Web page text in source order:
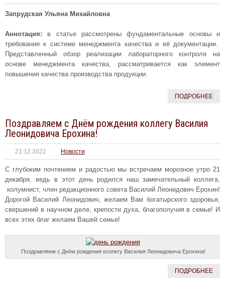
Запрудская Ульяна Михайловна
Аннотация: в статье рассмотрены фундаментальные основы и
требования к системе менеджмента качества и её документации.
Представленный обзор реализации лабораторного контроля на
основе менеджмента качества, рассматривается как элемент
повышения качества производства продукции.
ПОДРОБНЕЕ
Поздравляем с Днём рождения коллегу Василия
Леонидовича Ерохина!
21.12.2022 Новости
С глубоким почтением и радостью мы встречаем морозное утро 21
декабря, ведь в этот день родился наш замечательный коллега,
колумнист, член редакционного совета Василий Леонидович Ерохин!
Дорогой Василий Леонидович, желаем Вам богатырского здоровья,
свершений в научном деле, крепости духа, благополучия в семье! И
всех этих благ желаем Вашей семье!
Поздравляем с Днём рождения коллегу Василия Леонидовича Ерохина!
ПОДРОБНЕЕ